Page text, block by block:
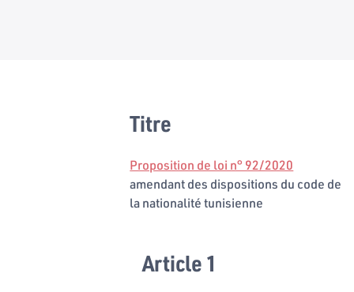
Titre
Proposition de loi n° 92/2020
amendant des dispositions du code de
la nationalité tunisienne
Article 1